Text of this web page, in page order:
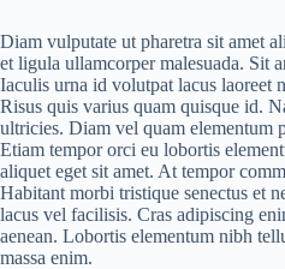
Diam vulputate ut pharetra sit amet
et ligula ullamcorper malesuada. Sit
Iaculis urna id volutpat lacus laoreet
Risus quis varius quam quisque id.
ultricies. Diam vel quam elementum
Etiam tempor orci eu lobortis
aliquet eget sit amet. At tempor
Habitant morbi tristique senectus et
lacus vel facilisis. Cras adipiscing
aenean. Lobortis elementum nibh
massa enim.